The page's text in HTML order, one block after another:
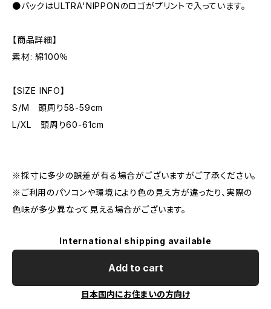
●バックはULTRA'NIPPONのロゴがプリントで入っています。
【商品詳細】
素材: 綿100％
【SIZE INFO】
S/M 頭周り58-59cm
L/XL 頭周り60-61cm
※採寸に多少の誤差が有る場合がございますがご了承ください。
※ご利用のパソコンや環境により色の見え方が違ったり、実際の
色味が多少異なって見える場合がございます。
International shipping available
Add to cart
日本国内にお住まいの方向け